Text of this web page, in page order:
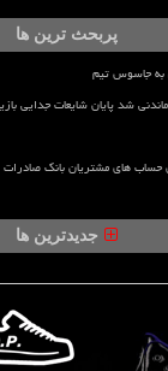
پربحث ترین ها
جاسوس تیم
شد پایان شایعات جدایی
های مشتریان بانک صادرات
جدیدترین ها